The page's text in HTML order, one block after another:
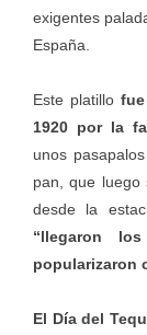
exigentes
España.
Este platillo
1920 por la
unos
pan, que luego
desde la
“llegaron
popularizaron
El Día del